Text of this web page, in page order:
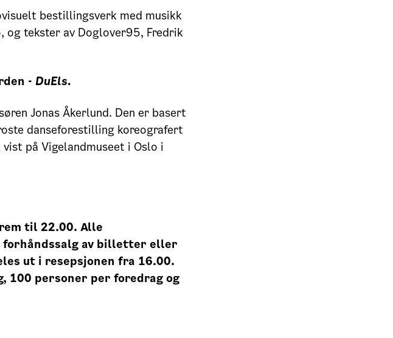
bestillingsverk med musikk
og tekster av Doglover95, Fredrik
- DuEls.
Jonas Åkerlund. Den er basert
danseforestilling koreografert
på Vigelandmuseet i Oslo i
til 22.00. Alle
forhåndssalg av billetter eller
ut i resepsjonen fra 16.00.
100 personer per foredrag og